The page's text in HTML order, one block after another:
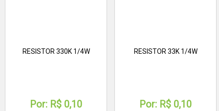
RESISTOR 330K 1/4W
Por: R$ 0,10
RESISTOR 33K 1/4W
Por: R$ 0,10